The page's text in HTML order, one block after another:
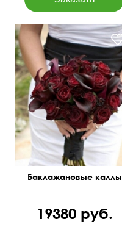
Баклажановые каллы
19380 руб.